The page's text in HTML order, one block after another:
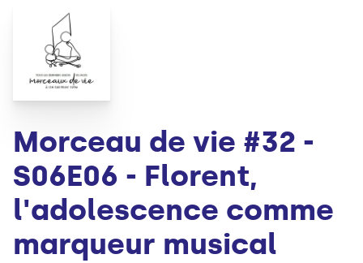
Morceau de vie #32 -
S06E06 - Florent,
l'adolescence comme
marqueur musical